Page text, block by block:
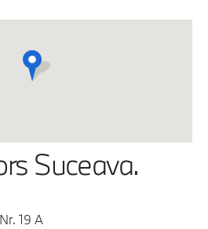
Suceava.
19 A